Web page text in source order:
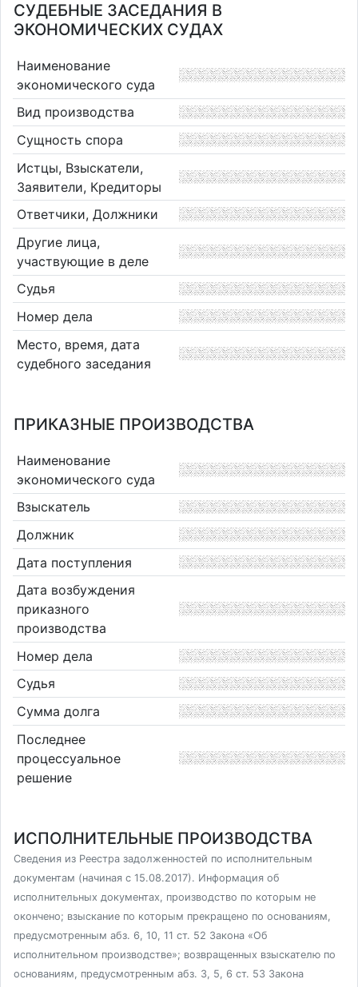
СУДЕБНЫЕ ЗАСЕДАНИЯ В
ЭКОНОМИЧЕСКИХ СУДАХ
Наименование
экономического суда
Вид производства
Сущность спора
Истцы, Взыскатели,
Заявители, Кредиторы
Ответчики, Должники
Другие лица,
участвующие в деле
Судья
Номер дела
Место, время, дата
судебного заседания
ПРИКАЗНЫЕ ПРОИЗВОДСТВА
Наименование
экономического суда
Взыскатель
Должник
Дата поступления
Дата возбуждения
приказного
производства
Номер дела
Судья
Сумма долга
Последнее
процессуальное
решение
ИСПОЛНИТЕЛЬНЫЕ ПРОИЗВОДСТВА
Сведения из Реестра задолженностей по исполнительным
документам (начиная с 15.08.2017). Информация об
исполнительных документах, производство по которым не
окончено; взыскание по которым прекращено по основаниям,
предусмотренным абз. 6, 10, 11 ст. 52 Закона «Об
исполнительном производстве»; возвращенных взыскателю по
основаниям, предусмотренным абз. 3, 5, 6 ст. 53 Закона